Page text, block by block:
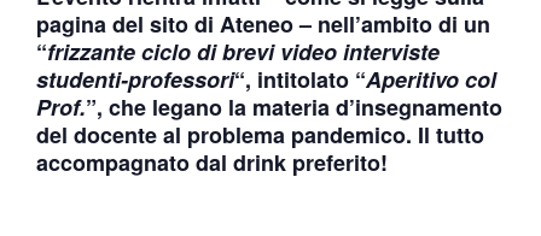
pagina del sito di Ateneo – nell’ambito di un
“frizzante ciclo di brevi video interviste
studenti-professori“, intitolato “Aperitivo col
Prof.”, che legano la materia d’insegnamento
del docente al problema pandemico. Il tutto
accompagnato dal drink preferito!